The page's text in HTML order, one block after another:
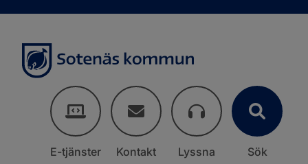
E-tjänster Kontakt Lyssna Sök